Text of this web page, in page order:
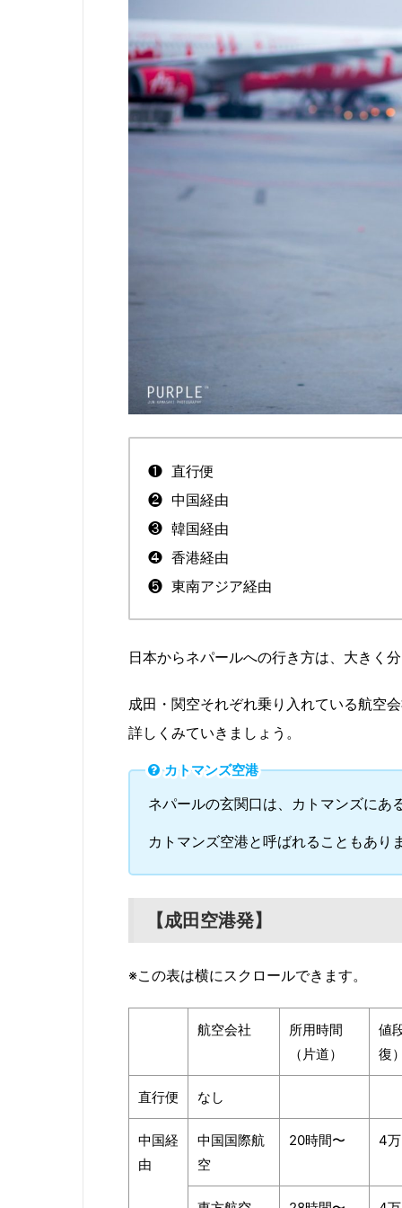
❶ 直行便
❷ 中国経由
❸ 韓国経由
❹ 香港経由
❺ 東南アジア経由
日本からネパールへの行き方は、大きく
成田・関空それぞれ乗り入れている航空
詳しくみていきましょう。
カトマンズ空港
ネパールの玄関口は、カトマンズにあ
カトマンズ空港と呼ばれることもあり
【成田空港発】
※この表は横にスクロールできます。
航空会社
所用時間
（片道）
値
復
直行便 なし
中国経
由
中国国際航
空
20時間〜 4